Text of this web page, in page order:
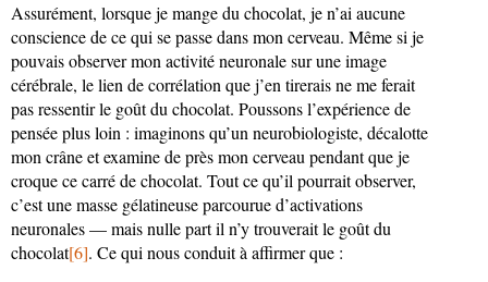
Assurément, lorsque je mange du chocolat, je n’ai aucune
conscience de ce qui se passe dans mon cerveau. Même si je
pouvais observer mon activité neuronale sur une image
cérébrale, le lien de corrélation que j’en tirerais ne me ferait
pas ressentir le goût du chocolat. Poussons l’expérience de
pensée plus loin : imaginons qu’un neurobiologiste, décalotte
mon crâne et examine de près mon cerveau pendant que je
croque ce carré de chocolat. Tout ce qu’il pourrait observer,
c’est une masse gélatineuse parcourue d’activations
neuronales — mais nulle part il n’y trouverait le goût du
chocolat[6]. Ce qui nous conduit à affirmer que :